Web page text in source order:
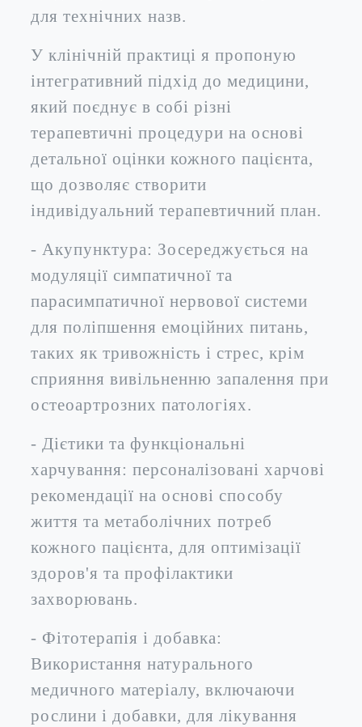
для технічних назв.
У клінічній практиці я пропоную
інтегративний підхід до медицини,
який поєднує в собі різні
терапевтичні процедури на основі
детальної оцінки кожного пацієнта,
що дозволяє створити
індивідуальний терапевтичний план.
- Акупунктура: Зосереджується на
модуляції симпатичної та
парасимпатичної нервової системи
для поліпшення емоційних питань,
таких як тривожність і стрес, крім
сприяння вивільненню запалення при
остеоартрозних патологіях.
- Дієтики та функціональні
харчування: персоналізовані харчові
рекомендації на основі способу
життя та метаболічних потреб
кожного пацієнта, для оптимізації
здоров'я та профілактики
захворювань.
- Фітотерапія і добавка:
Використання натурального
медичного матеріалу, включаючи
рослини і добавки, для лікування